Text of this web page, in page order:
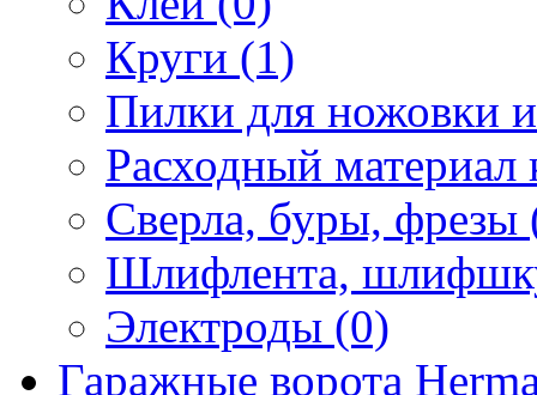
Круги (1)
Пилки для ножовки
Расходный материал
Сверла, буры, фрезы
Шлифлента,
Электроды (0)
Гаражные ворота